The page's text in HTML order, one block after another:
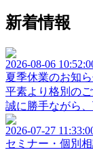
新着情報
2026-08-06
夏季休業のお知
平素より格別の
誠に勝手ながら
2026-07-27
セミナー・個別